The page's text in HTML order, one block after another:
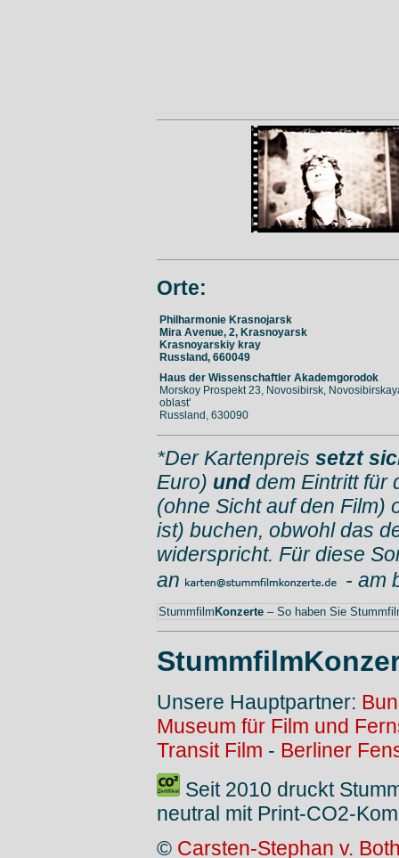
Orte:
Philharmonie Krasnojarsk
Mira Avenue, 2, Krasnoyarsk
Krasnoyarskiy kray
Russland, 660049
Haus der Wissenschaftler Akademgorodok
Morskoy Prospekt 23, Novosibirsk,
oblast'
Russland, 630090
*Der Kartenpreis setzt
Euro) unddem Eintritt für
(ohne Sicht auf den Film)
ist) buchen, obwohl das
widerspricht. Für diese
an
- am
StummfilmKonzerte – So haben Sie
Unsere Hauptpartner:
Museum für Film und
Transit Film - Berliner
Seit 2010 druckt
neutral mit Print-CO2-
© Carsten-Stephan v.